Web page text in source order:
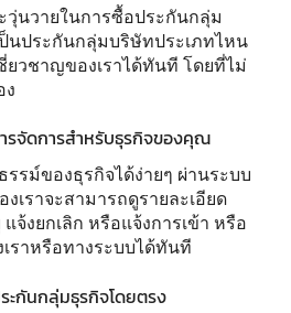
นวายในการซื้อประกันกลุ่ม
ป็นประกันกลุ่มบริษัทประเภทไหน
ยวชาญของเราได้ทันที โดยที่ไม่
ง
รจัดการสำหรับธุรกิจของคุณ
รม์ของธุรกิจได้ง่ายๆ ผ่านระบบ
เราจะสามารถดูรายละเอียด
จ้งยกเลิก หรือแจ้งการเข้า หรือ
ราหรือทางระบบได้ทันที
กันกลุ่มธุรกิจโดยตรง